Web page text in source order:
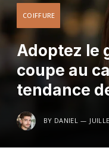
COIFFURE
Adoptez le
coupe au
tendance
BY DANIEL